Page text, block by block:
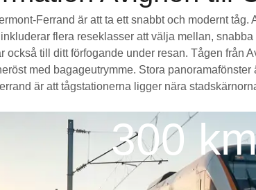
Ferrand är att ta ett snabbt och modernt
flera reseklasser att välja mellan,
till ditt förfogande under resan. Tågen från
med bagageutrymme. Stora
är att tågstationerna ligger nära
300